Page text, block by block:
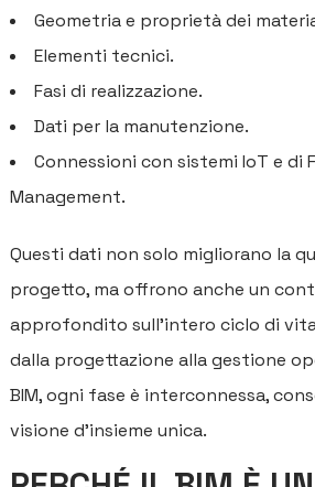
Geometria e proprietà dei
Elementi tecnici.
Fasi di realizzazione.
Dati per la manutenzione.
Connessioni con sistemi IoT e di
Management.
Questi dati non solo migliorano la
progetto, ma offrono anche un
approfondito sull’intero ciclo di vita
dalla progettazione alla gestione
BIM, ogni fase è interconnessa,
visione d’insieme unica.